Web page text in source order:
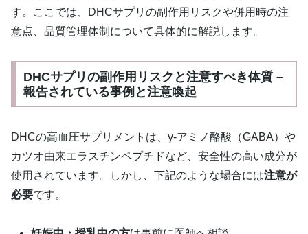
す。ここでは、DHCサプリの副作用リスクや併用時の注
意点、品質管理体制について具体的に解説します。
DHCサプリの副作用リスクと注意すべき体質 –
報告されている事例と注意喚起
DHCの高血圧サプリメントは、γ-アミノ酪酸（GABA）や
カツオ由来エラスチンペプチドなど、安全性の高い成分が
使用されています。しかし、下記のような場合には注意が
必要です。